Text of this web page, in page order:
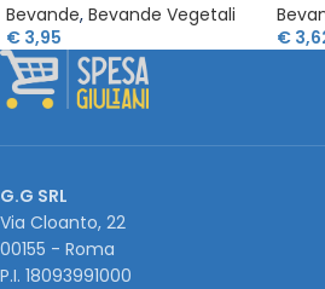
Bevande, Bevande Vegetali
€ 3,95
€
G.G SRL
Via Cloanto, 22
00155 - Roma
P.I. ‭18093991000